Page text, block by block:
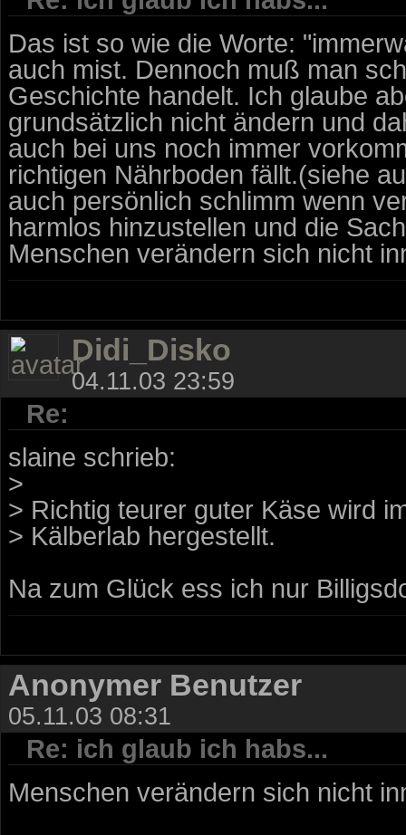
Das ist so wie die Worte:
auch mist. Dennoch muß man
Geschichte handelt. Ich glaube
grundsätzlich nicht ändern und
auch bei uns noch immer
richtigen Nährboden fällt.(siehe
auch persönlich schlimm wenn
harmlos hinzustellen und die
Menschen verändern sich nicht
Didi_Disko
04.11.03 23:59
Re:
slaine schrieb:
>
> Richtig teurer guter Käse wird
> Kälberlab hergestellt.
Na zum Glück ess ich nur
Anonymer Benutzer
05.11.03 08:31
Re: ich glaub ich habs...
Menschen verändern sich nicht